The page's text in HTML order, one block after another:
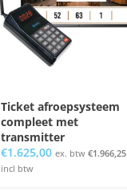
Ticket afroepsysteem
compleet met
transmitter
€1.625,00 ex. btw €1.966,25
incl btw